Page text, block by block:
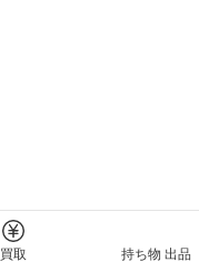
買取 持ち物 出品